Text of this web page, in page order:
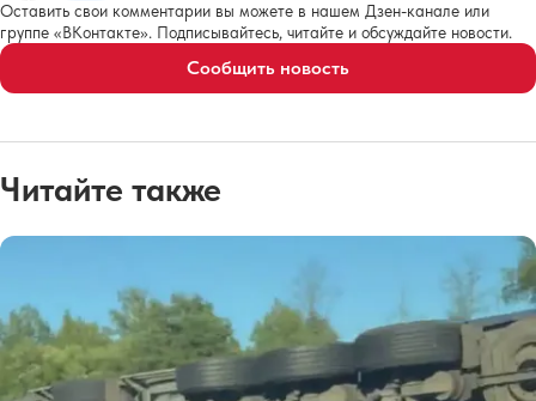
Оставить свои комментарии вы можете в нашем Дзен-канале или
группе «ВКонтакте». Подписывайтесь, читайте и обсуждайте новости.
Сообщить новость
Читайте также